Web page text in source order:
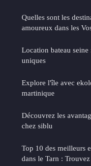
Quelles sont les
amoureux dans les
Location bateau
uniques
Explore l'île avec
martinique
Découvrez les
chez siblu
Top 10 des meilleurs
dans le Tarn :